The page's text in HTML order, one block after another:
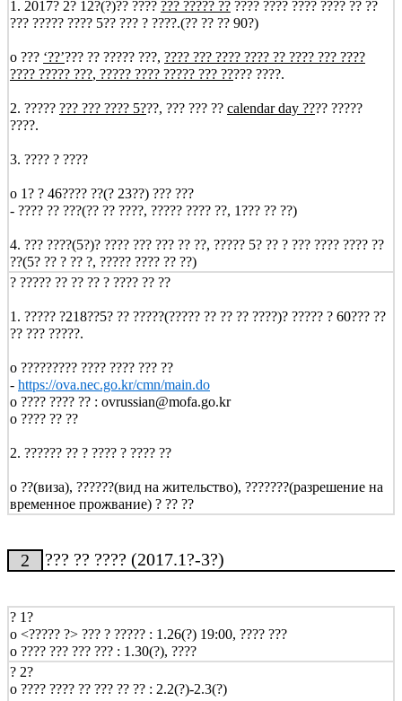
1. 2017? 2? 12?(?)?? ???? ??? ????? ?? ???? ???? ???? ???? ?? ??
??? ????? ???? 5?? ??? ? ????.(?? ?? ?? 90?)
o ??? ‘??’??? ?? ????? ???, ???? ??? ???? ???? ?? ???? ??? ????
???? ????? ???, ????? ???? ????? ??? ????? ????.
2. ????? ??? ??? ???? 5???, ??? ??? ?? calendar day ???? ?????
????.
3. ???? ? ????
o 1? ? 46???? ??(? 23??) ??? ???
- ???? ?? ???(?? ?? ????, ????? ???? ??, 1??? ?? ??)
4. ??? ????(5?)? ???? ??? ??? ?? ??, ????? 5? ?? ? ??? ???? ???? ??
??(5? ?? ? ?? ?, ????? ???? ?? ??)
? ????? ?? ?? ?? ? ???? ?? ??
1. ????? ?218??5? ?? ?????(????? ?? ?? ?? ????)? ????? ? 60??? ??
?? ??? ?????.
o ????????? ???? ???? ??? ??
- https://ova.nec.go.kr/cmn/main.do
o ???? ???? ?? : ovrussian@mofa.go.kr
o ???? ?? ??
2. ?????? ?? ? ???? ? ???? ??
o ??(виза), ??????(вид на жительство), ???????(разрешение на
временное прожвание) ? ?? ??
2 ??? ?? ???? (2017.1?-3?)
? 1?
o <????? ?> ??? ? ????? : 1.26(?) 19:00, ???? ???
o ???? ??? ??? ??? : 1.30(?), ????
? 2?
o ???? ???? ?? ??? ?? ?? : 2.2(?)-2.3(?)